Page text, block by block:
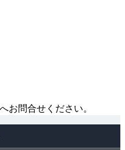
お問合せください。